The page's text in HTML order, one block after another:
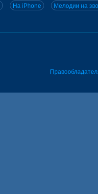
На iPhone Мелодии на